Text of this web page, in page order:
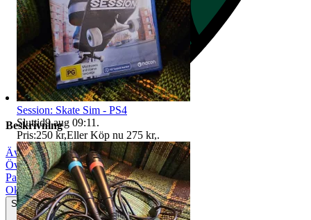
Beskrivning
Äventyr|
Överlevnad|
Partyspel|
Okej använt skick
Synliga tecken på slitage
Session: Skate Sim - PS4
Sluttid9 aug 09:11 .
Pris:250 kr,Eller Köp nu 275 kr,.